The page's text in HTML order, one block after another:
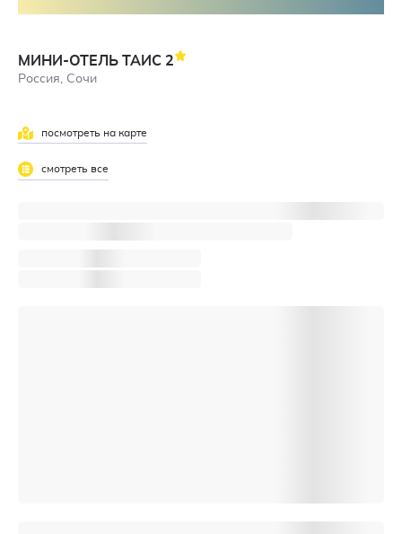
МИНИ-ОТЕЛЬ ТАИС 2
Россия, Сочи
посмотреть на карте
смотреть все